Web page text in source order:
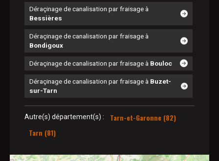
Déraçinage de canalisation par fraisage à
Bessières
Déraçinage de canalisation par fraisage à
Bondigoux
Déraçinage de canalisation par fraisage à Bouloc
Déraçinage de canalisation par fraisage à Buzet-
sur-Tarn
Autre(s) département(s) :
Tarn-et-Garonne (82)
Tarn (81)